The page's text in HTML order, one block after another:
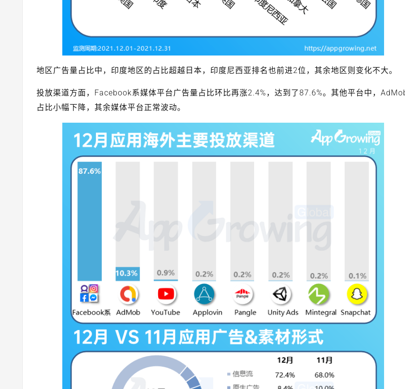
地区广告量占比中，印度地区的占比超越日本，印度尼西亚排名也前进2位，其余地区则变化不大。
投放渠道方面，Facebook系媒体平台广告量占比环比再涨2.4%，达到了87.6%。其他平台中，
占比小幅下降，其余媒体平台正常波动。